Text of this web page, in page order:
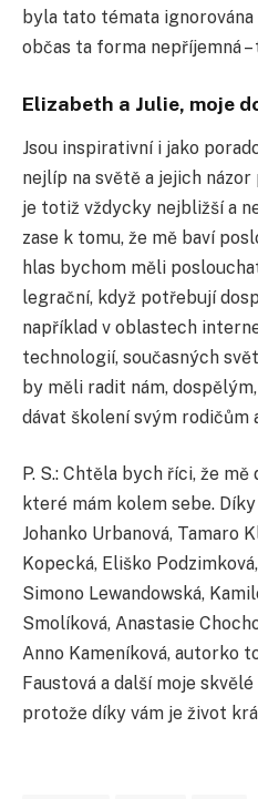
byla tato témata ignorována
občas ta forma nepříjemná
Elizabeth a Julie, moje
Jsou inspirativní i jako
nejlíp na světě a jejich
je totiž vždycky nejbližší a
zase k tomu, že mě baví
hlas bychom měli
legrační, když potřebují
například v oblastech
technologií, současných
by měli radit nám,
dávat školení svým rodičům
P. S.: Chtěla bych říci, že
které mám kolem sebe.
Johanko Urbanová, Tamaro
Kopecká, Eliško
Simono Lewandowská,
Smolíková, Anastasie
Anno Kameníková, autorko
Faustová a další moje
protože díky vám je život